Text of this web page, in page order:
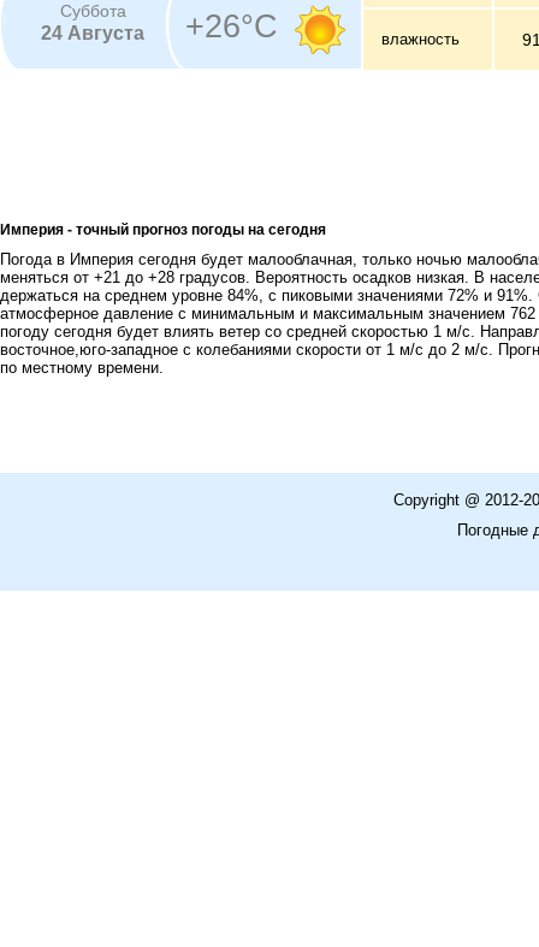
Суббота
24 Августа +26°C влажность
Империя - точный прогноз погоды на сегодня
Погода в Империя сегодня будет малооблачная, только ночью
меняться от +21 до +28 градусов. Вероятность осадков низкая. В
держаться на среднем уровне 84%, с пиковыми значениями 72% и
атмосферное давление с минимальным и максимальным значением 762
погоду сегодня будет влиять ветер со средней скоростью 1 м/c.
восточное,юго-западное с колебаниями скорости от 1 м/с до 2 м/c.
по местному времени.
Copyright @ 2012-
Погодные